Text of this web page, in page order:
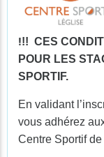
!!! CES
POUR LES
SPORTIF.
En validant
vous adhérez
Centre Sportif